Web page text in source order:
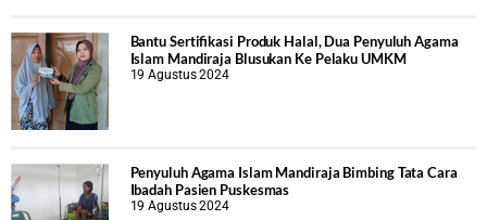
Bantu Sertifikasi Produk Halal, Dua Penyuluh Agama
Islam Mandiraja Blusukan Ke Pelaku UMKM
19 Agustus 2024
Penyuluh Agama Islam Mandiraja Bimbing Tata Cara
Ibadah Pasien Puskesmas
19 Agustus 2024